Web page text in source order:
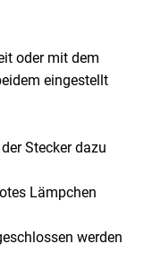
oder mit dem
eingestellt
Stecker dazu
Lämpchen
werden